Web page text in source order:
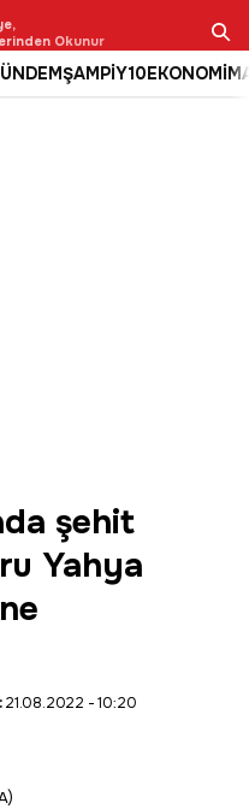
Okunur
ŞAMPİY10EKONOMİ
Ara
şehit
Yahya
21.08.2022 - 10:20